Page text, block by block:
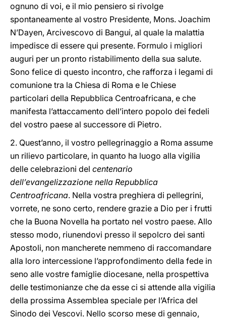
ognuno di voi, e il mio pensiero si rivolge
spontaneamente al vostro Presidente, Mons. Joachim
N’Dayen, Arcivescovo di Bangui, al quale la malattia
impedisce di essere qui presente. Formulo i migliori
auguri per un pronto ristabilimento della sua salute.
Sono felice di questo incontro, che rafforza i legami di
comunione tra la Chiesa di Roma e le Chiese
particolari della Repubblica Centroafricana, e che
manifesta l’attaccamento dell’intero popolo dei fedeli
del vostro paese al successore di Pietro.
2. Quest’anno, il vostro pellegrinaggio a Roma assume
un rilievo particolare, in quanto ha luogo alla vigilia
delle celebrazioni del centenario
dell’evangelizzazione nella Repubblica
Centroafricana. Nella vostra preghiera di pellegrini,
vorrete, ne sono certo, rendere grazie a Dio per i frutti
che la Buona Novella ha portato nel vostro paese. Allo
stesso modo, riunendovi presso il sepolcro dei santi
Apostoli, non mancherete nemmeno di raccomandare
alla loro intercessione l’approfondimento della fede in
seno alle vostre famiglie diocesane, nella prospettiva
delle testimonianze che da esse ci si attende alla vigilia
della prossima Assemblea speciale per l’Africa del
Sinodo dei Vescovi. Nello scorso mese di gennaio,